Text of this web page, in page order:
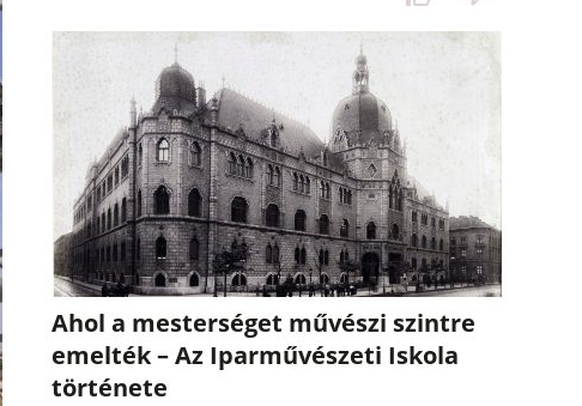
Ahol a mesterséget művészi szintre
emelték – Az Iparművészeti Iskola
története